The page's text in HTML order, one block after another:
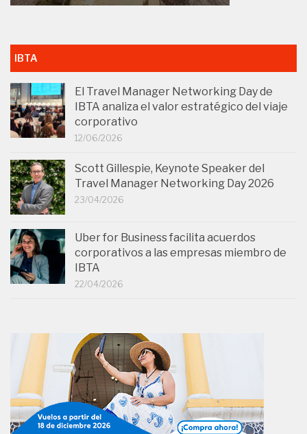
IBTA
El Travel Manager Networking Day de
IBTA analiza el valor estratégico del viaje
corporativo
12/06/2026
Scott Gillespie, Keynote Speaker del
Travel Manager Networking Day 2026
23/04/2026
Uber for Business facilita acuerdos
corporativos a las empresas miembro de
IBTA
22/04/2026